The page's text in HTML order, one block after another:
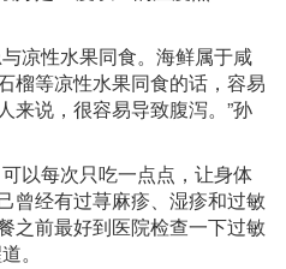
凉性水果同食。海鲜属于咸
榴等凉性水果同食的话，容易
来说，很容易导致腹泻。”孙
以每次只吃一点点，让身体
曾经有过荨麻疹、湿疹和过敏
之前最好到医院检查一下过敏
。